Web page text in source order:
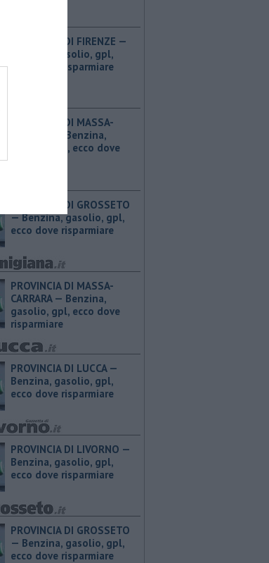
PROVINCIA DI FIRENZE — ​
Benzina, gasolio, gpl,
ecco dove risparmiare
PROVINCIA DI MASSA-
CARRARA — ​Benzina,
gasolio, gpl, ecco dove
PROVINCIA DI GROSSETO
— ​Benzina, gasolio, gpl,
ecco dove risparmiare
PROVINCIA DI MASSA-
CARRARA — ​Benzina,
gasolio, gpl, ecco dove
risparmiare
PROVINCIA DI LUCCA — ​
Benzina, gasolio, gpl,
ecco dove risparmiare
PROVINCIA DI LIVORNO — ​
Benzina, gasolio, gpl,
ecco dove risparmiare
PROVINCIA DI GROSSETO
— ​Benzina, gasolio, gpl,
ecco dove risparmiare